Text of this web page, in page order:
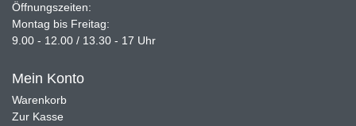
Öffnungszeiten:
Montag bis Freitag:
9.00 - 12.00 / 13.30 - 17 Uhr
Mein Konto
Warenkorb
Zur Kasse